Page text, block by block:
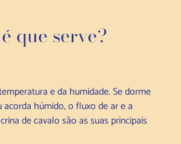
que serve?
e da humidade. Se dorme
húmido, o fluxo de ar e a
de cavalo são as suas principais